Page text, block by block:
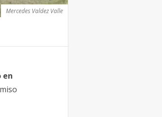
Mercedes Valdez Valle
en